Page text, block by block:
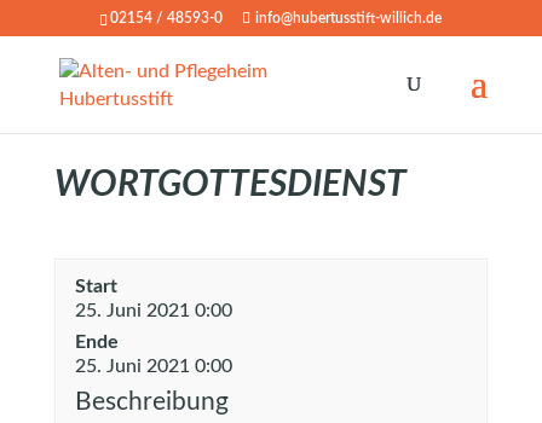
02154 / 48593-0 info@hubertusstift-willich.de
WORTGOTTESDIENST
Start
25. Juni 2021 0:00
Ende
25. Juni 2021 0:00
Beschreibung